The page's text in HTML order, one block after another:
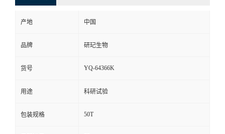
产地 中国
品牌 研玘生物
货号 YQ-64366K
用途 科研试验
包装规格 50T